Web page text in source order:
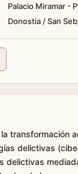
Palacio Miramar -
Donostia / San
transformación
delictivas
delictivas